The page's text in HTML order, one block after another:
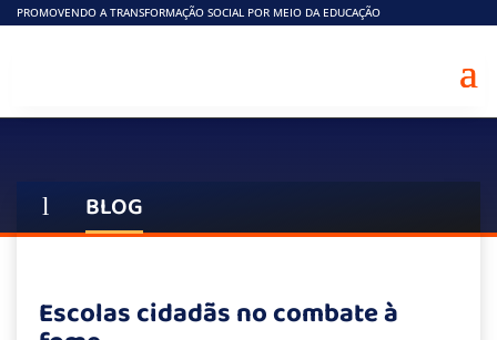
PROMOVENDO A TRANSFORMAÇÃO SOCIAL POR MEIO DA EDUCAÇÃO
l BLOG
Escolas cidadãs no combate à